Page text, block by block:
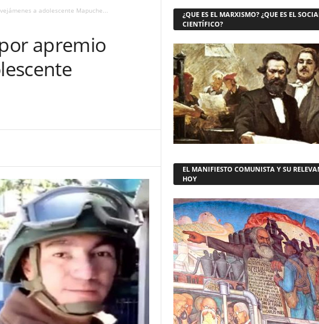
a adolescente Mapuche...
apremio
¿QUE ES EL MARXISMO? ¿QUE ES EL
CIENTÍFICO?
EL MANIFIESTO COMUNISTA Y SU
HOY